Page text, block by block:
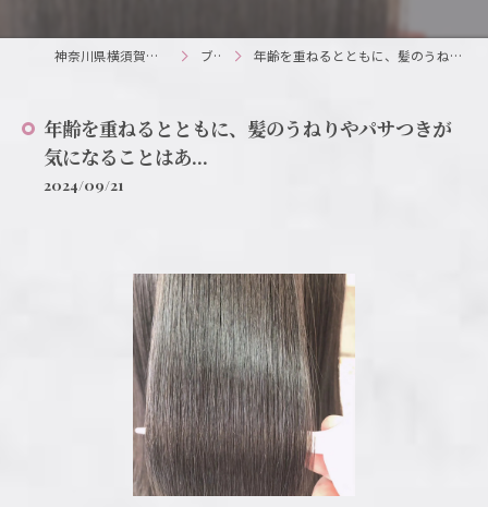
神奈川県横須賀の美容室ならSUCRE. ブログ 年齢を重ねるとともに、髪のうねりやパサつきが気になることはあ...
年齢を重ねるとともに、髪のうねりやパサつきが
気になることはあ...
2024/09/21